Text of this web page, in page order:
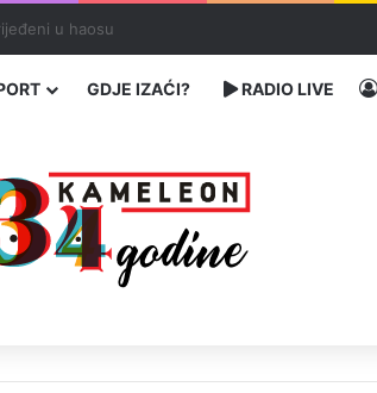
Memorijalni centar Srebrenica
GDJE IZAĆI? RADIO LIVE